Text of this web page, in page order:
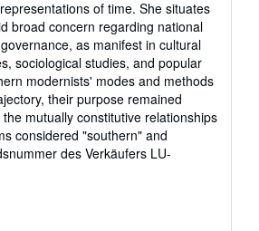
of time. She situates
broad concern regarding national
as manifest in cultural
sociological studies, and popular
modernists' modes and methods
their purpose remained
mutually constitutive relationships
considered "southern" and
des Verkäufers LU-